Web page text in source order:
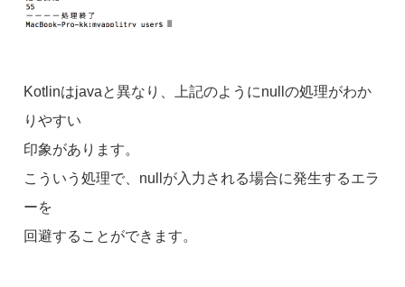
Kotlinはjavaと異なり、上記のようにnullの処理がわか
りやすい
印象があります。
こういう処理で、nullが入力される場合に発生するエラ
ーを
回避することができます。